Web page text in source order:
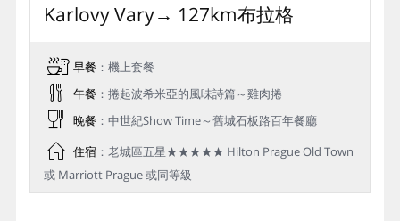
Karlovy Vary→ 127km布拉格
早餐 ：機上套餐
午餐 ：捲起波希米亞的風味詩篇～雞肉捲
晚餐 ：中世紀Show Time～舊城石板路百年餐廳
住宿：老城區五星★★★★★ Hilton Prague Old Town
或 Marriott Prague 或同等級